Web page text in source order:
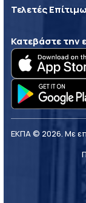
Τελετές
Κατεβάστε την
ΕΚΠΑ © 2026. Με